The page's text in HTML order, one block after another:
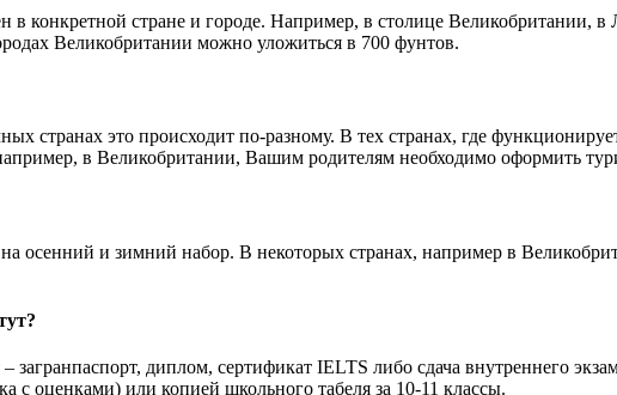
в конкретной стране и городе. Например, в столице Великобритании,
Великобритании можно уложиться в 700 фунтов.
странах это происходит по-разному. В тех странах, где
в Великобритании, Вашим родителям необходимо оформить
осенний и зимний набор. В некоторых странах, например в
загранпаспорт, диплом, сертификат IELTS либо сдача внутреннего
оценками) или копией школьного табеля за 10-11 классы.